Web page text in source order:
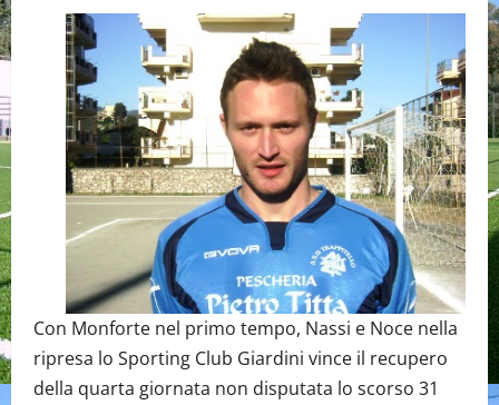
Con Monforte nel primo tempo, Nassi e Noce nella
ripresa lo Sporting Club Giardini vince il recupero
della quarta giornata non disputata lo scorso 31